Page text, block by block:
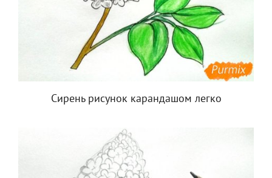
Сирень рисунок карандашом легко